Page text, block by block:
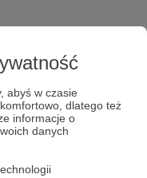
abyś w czasie
dlatego też
informacje o
danych
pusta
postów